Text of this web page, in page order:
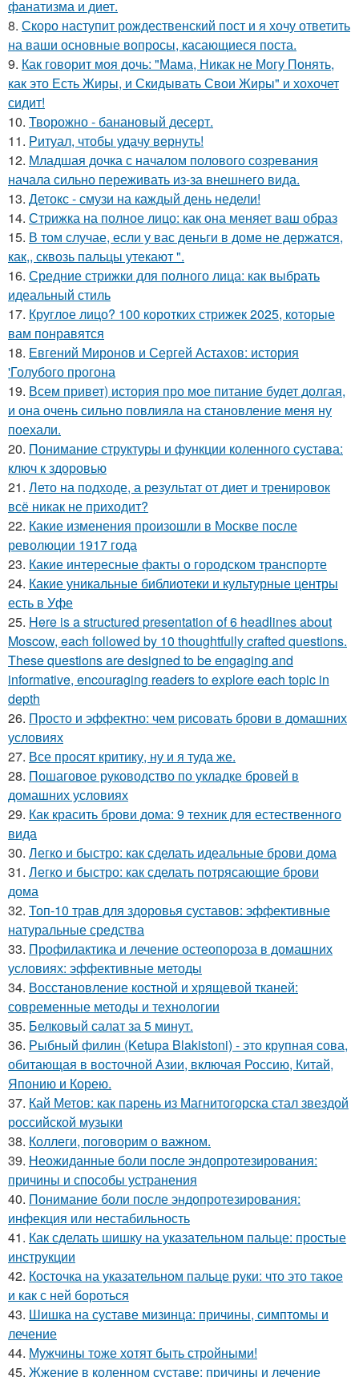
фанатизма и диет.
8. Скоро наступит рождественский пост и я хочу ответить
на ваши основные вопросы, касающиеся поста.
9. Как говорит моя дочь: "Мама, Никак не Могу Понять,
как это Есть Жиры, и Скидывать Свои Жиры" и хохочет
сидит!
10. Творожно - банановый десерт.
11. Ритуал, чтобы удачу вернуть!
12. Младшая дочка с началом полового созревания
начала сильно переживать из-за внешнего вида.
13. Детокс - смузи на каждый день недели!
14. Стрижка на полное лицо: как она меняет ваш образ
15. В том случае, если у вас деньги в доме не держатся,
как,, сквозь пальцы утекают ".
16. Средние стрижки для полного лица: как выбрать
идеальный стиль
17. Круглое лицо? 100 коротких стрижек 2025, которые
вам понравятся
18. Евгений Миронов и Сергей Астахов: история
'Голубого прогона
19. Всем привет) история про мое питание будет долгая,
и она очень сильно повлияла на становление меня ну
поехали.
20. Понимание структуры и функции коленного сустава:
ключ к здоровью
21. Лето на подходе, а результат от диет и тренировок
всё никак не приходит?
22. Какие изменения произошли в Москве после
революции 1917 года
23. Какие интересные факты о городском транспорте
24. Какие уникальные библиотеки и культурные центры
есть в Уфе
25. Here is a structured presentation of 6 headlines about
Moscow, each followed by 10 thoughtfully crafted questions.
These questions are designed to be engaging and
informative, encouraging readers to explore each topic in
depth
26. Просто и эффектно: чем рисовать брови в домашних
условиях
27. Все просят критику, ну и я туда же.
28. Пошаговое руководство по укладке бровей в
домашних условиях
29. Как красить брови дома: 9 техник для естественного
вида
30. Легко и быстро: как сделать идеальные брови дома
31. Легко и быстро: как сделать потрясающие брови
дома
32. Топ-10 трав для здоровья суставов: эффективные
натуральные средства
33. Профилактика и лечение остеопороза в домашних
условиях: эффективные методы
34. Восстановление костной и хрящевой тканей:
современные методы и технологии
35. Белковый салат за 5 минут.
36. Рыбный филин (Ketupa Blakistoni) - это крупная сова,
обитающая в восточной Азии, включая Россию, Китай,
Японию и Корею.
37. Кай Метов: как парень из Магнитогорска стал звездой
российской музыки
38. Коллеги, поговорим о важном.
39. Неожиданные боли после эндопротезирования:
причины и способы устранения
40. Понимание боли после эндопротезирования:
инфекция или нестабильность
41. Как сделать шишку на указательном пальце: простые
инструкции
42. Косточка на указательном пальце руки: что это такое
и как с ней бороться
43. Шишка на суставе мизинца: причины, симптомы и
лечение
44. Мужчины тоже хотят быть стройными!
45. Жжение в коленном суставе: причины и лечение